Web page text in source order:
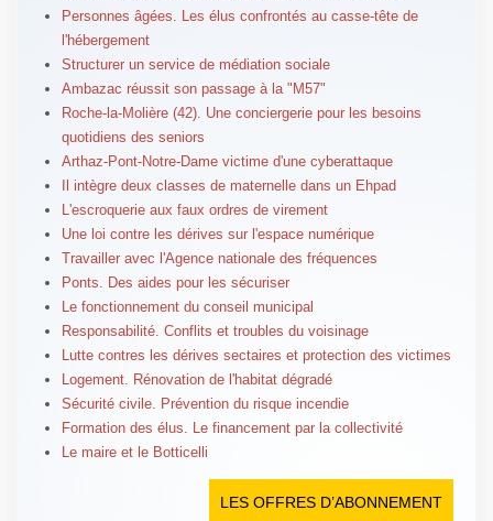
Personnes âgées. Les élus confrontés au casse-tête de
l'hébergement
Structurer un service de médiation sociale
Ambazac réussit son passage à la "M57"
Roche-la-Molière (42). Une conciergerie pour les besoins
quotidiens des seniors
Arthaz-Pont-Notre-Dame victime d'une cyberattaque
Il intègre deux classes de maternelle dans un Ehpad
L'escroquerie aux faux ordres de virement
Une loi contre les dérives sur l'espace numérique
Travailler avec l'Agence nationale des fréquences
Ponts. Des aides pour les sécuriser
Le fonctionnement du conseil municipal
Responsabilité. Conflits et troubles du voisinage
Lutte contres les dérives sectaires et protection des victimes
Logement. Rénovation de l'habitat dégradé
Sécurité civile. Prévention du risque incendie
Formation des élus. Le financement par la collectivité
Le maire et le Botticelli
LES OFFRES D’ABONNEMENT